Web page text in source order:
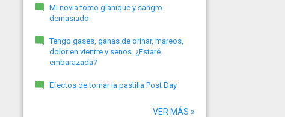
Mi novia tomo glanique y sangro
demasiado
Tengo gases, ganas de orinar, mareos,
dolor en vientre y senos. ¿Estaré
embarazada?
Efectos de tomar la pastilla Post Day
VER MÁS »